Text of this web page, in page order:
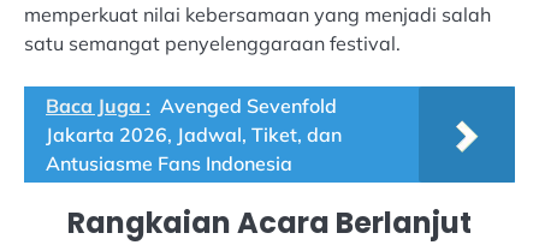
memperkuat nilai kebersamaan yang menjadi salah
satu semangat penyelenggaraan festival.
Baca Juga : Avenged Sevenfold
Jakarta 2026, Jadwal, Tiket, dan
Antusiasme Fans Indonesia
Rangkaian Acara Berlanjut